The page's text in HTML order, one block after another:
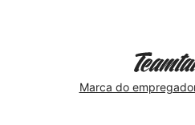
Marca do